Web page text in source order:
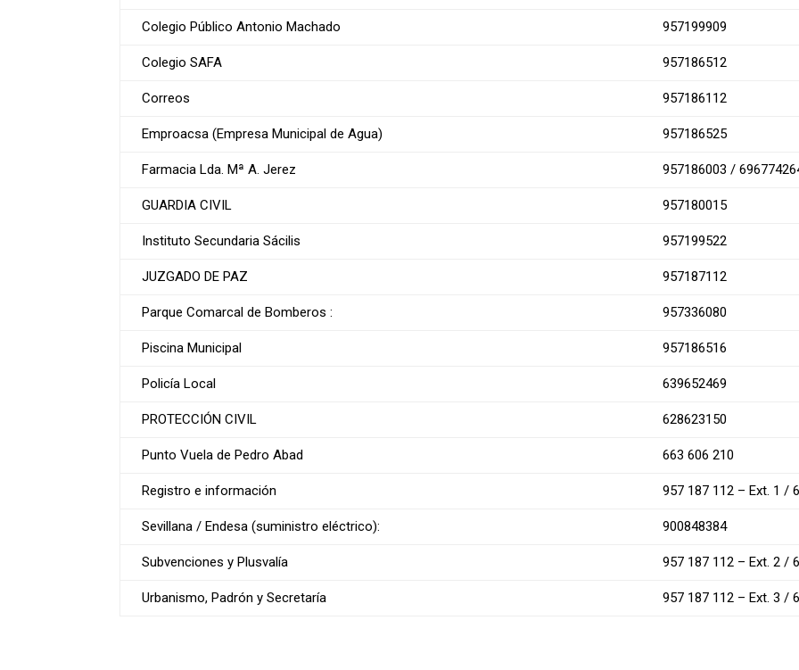
Colegio Público Antonio Machado 957199909
Colegio SAFA 957186512
Correos 957186112
Emproacsa (Empresa Municipal de Agua) 957186525
Farmacia Lda. Mª A. Jerez 957186003 /
GUARDIA CIVIL 957180015
Instituto Secundaria Sácilis 957199522
JUZGADO DE PAZ 957187112
Parque Comarcal de Bomberos : 957336080
Piscina Municipal 957186516
Policía Local 639652469
PROTECCIÓN CIVIL 628623150
Punto Vuela de Pedro Abad 663 606 210
Registro e información 957 187 112 – Ext. 1 /
Sevillana / Endesa (suministro eléctrico): 900848384
Subvenciones y Plusvalía 957 187 112 – Ext. 2 /
Urbanismo, Padrón y Secretaría 957 187 112 – Ext. 3 /